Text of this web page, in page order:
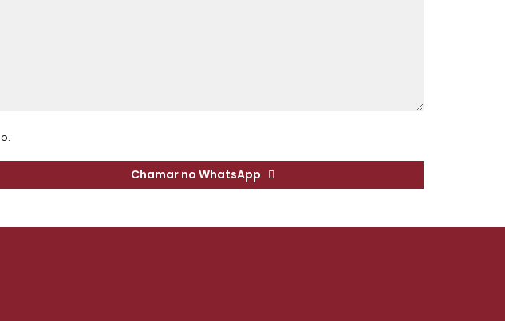
Chamar no WhatsApp